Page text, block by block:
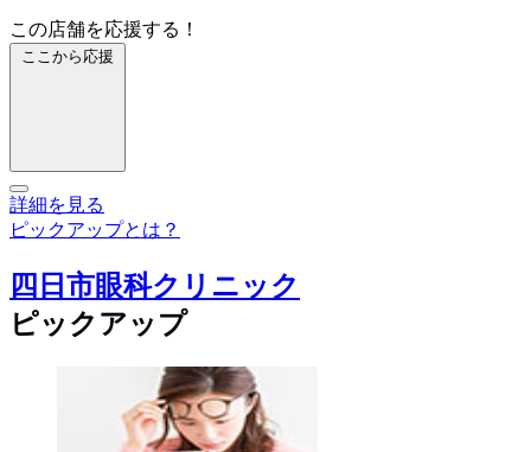
この店舗を応援する！
ここから応援
詳細を見る
ピックアップとは？
四日市眼科クリニック
ピックアップ